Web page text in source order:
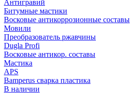
Антигравий
Битумные мастики
Восковые антикоррозионные составы
Мовили
Преобразователь ржавчины
Dugla Profi
Восковые антикор. составы
Мастика
APS
Bamperus сварка пластика
В наличии